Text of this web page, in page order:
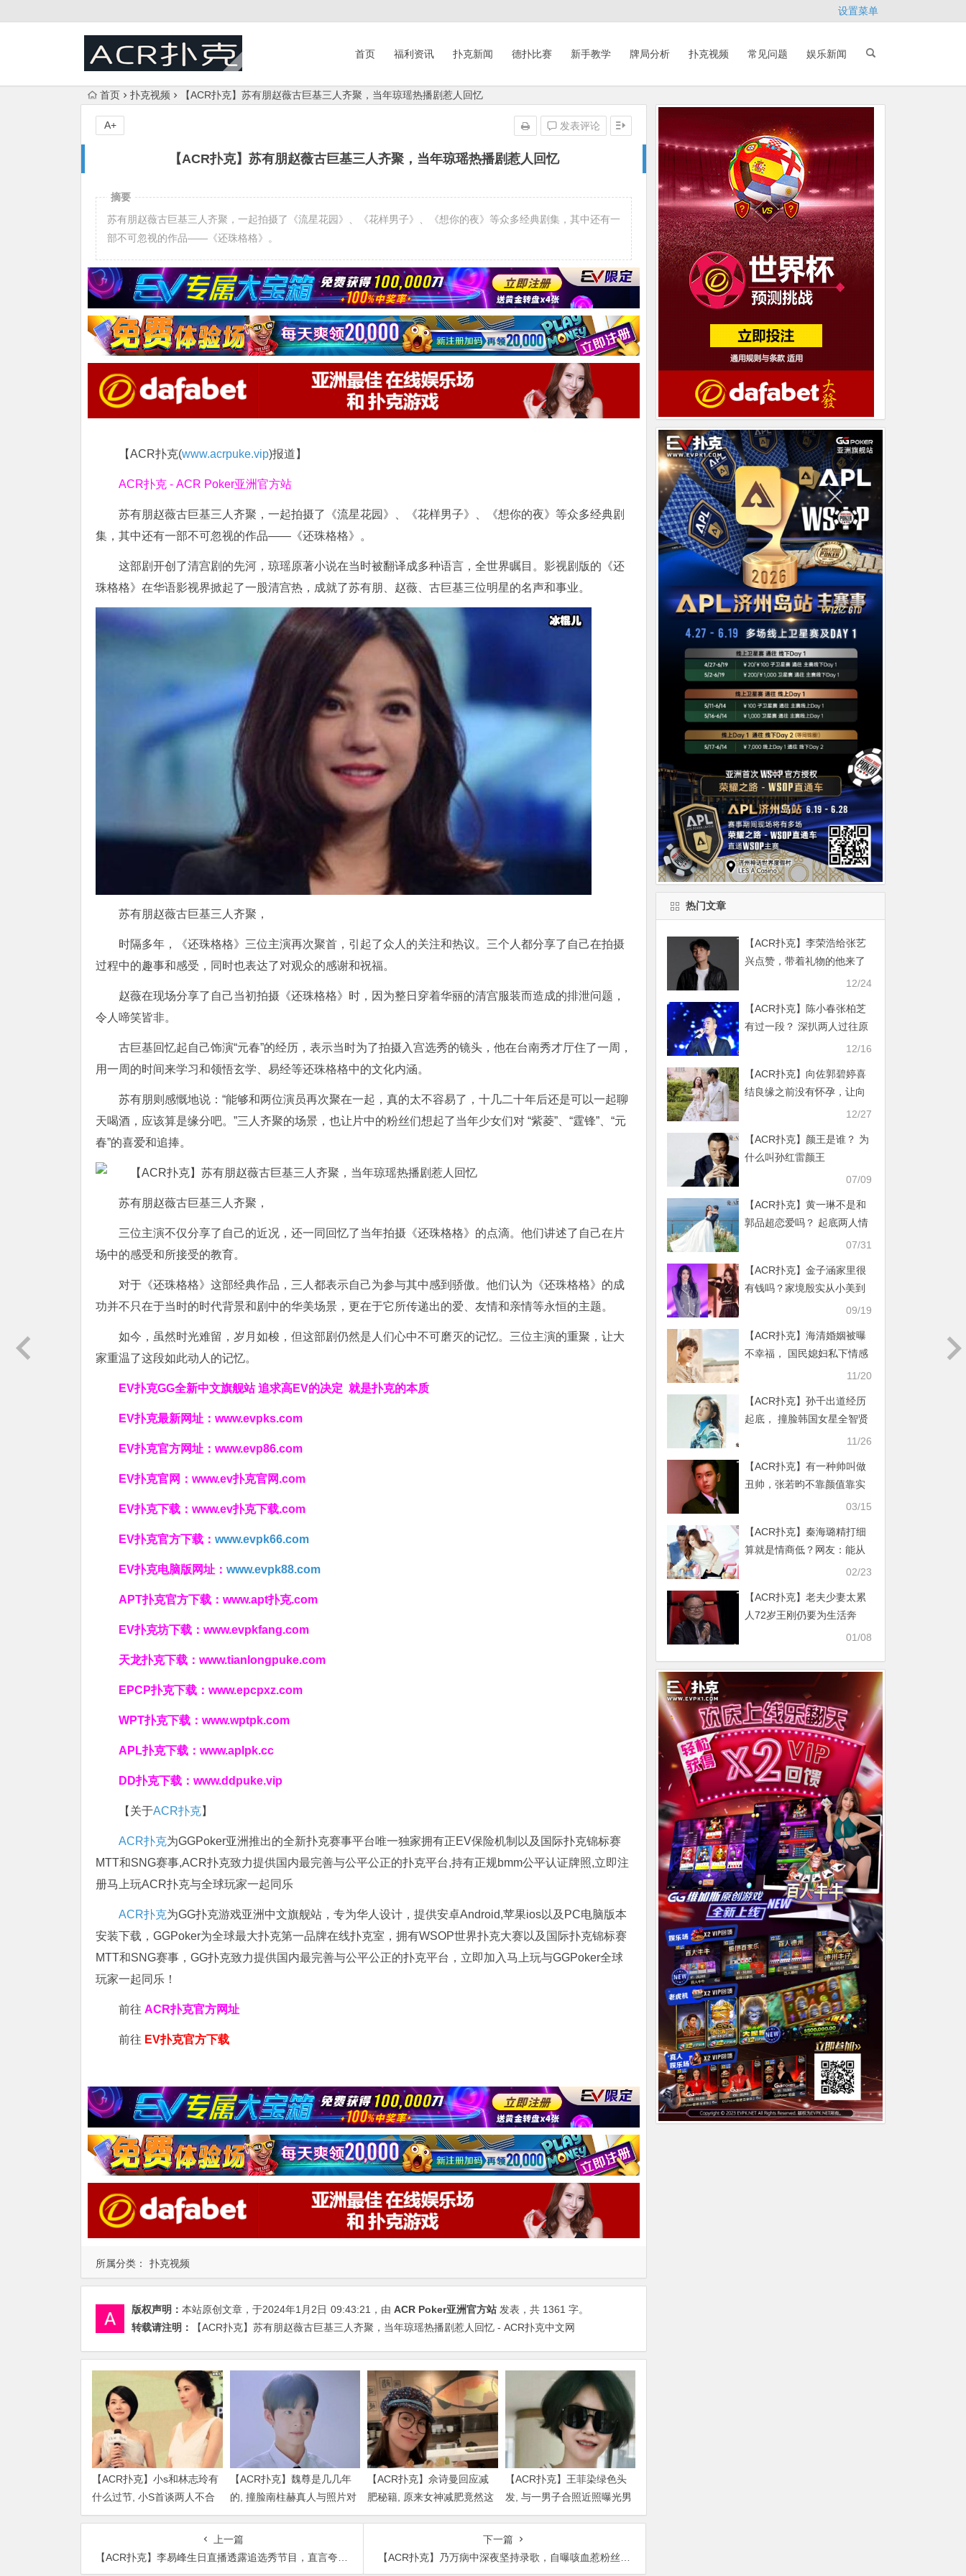
设置菜单
首页 福利资讯 扑克新闻 德扑比赛 新手教学 牌局分析 扑克视频 常见问题 娱乐新闻
首页 扑克视频 【ACR扑克】苏有朋赵薇古巨基三人齐聚，当年琼瑶热播剧惹人回忆
【ACR扑克】苏有朋赵薇古巨基三人齐聚，当年琼瑶热播剧惹人回忆
发表评论
A+
所属分类： 扑克视频
摘要
苏有朋赵薇古巨基三人齐聚，一起拍摄了《流星花园》、《花样男子》、《想你的夜》等众多经典剧集，其中还有一
部不可忽视的作品——《还珠格格》。
【ACR扑克(www.acrpuke.vip)报道】
ACR扑克 - ACR Poker亚洲官方站
苏有朋赵薇古巨基三人齐聚，一起拍摄了《流星花园》、《花样男子》、《想你的夜》等众多经典剧
集，其中还有一部不可忽视的作品——《还珠格格》。
这部剧开创了清宫剧的先河，琼瑶原著小说在当时被翻译成多种语言，全世界瞩目。影视剧版的《还
珠格格》在华语影视界掀起了一股清宫热，成就了苏有朋、赵薇、古巨基三位明星的名声和事业。
苏有朋赵薇古巨基三人齐聚，
时隔多年，《还珠格格》三位主演再次聚首，引起了众人的关注和热议。三个人都分享了自己在拍摄
过程中的趣事和感受，同时也表达了对观众的感谢和祝福。
赵薇在现场分享了自己当初拍摄《还珠格格》时，因为整日穿着华丽的清宫服装而造成的排泄问题，
令人啼笑皆非。
古巨基回忆起自己饰演“元春”的经历，表示当时为了拍摄入宫选秀的镜头，他在台南秀才厅住了一周，
用一周的时间来学习和领悟玄学、易经等还珠格格中的文化内涵。
苏有朋则感慨地说：“能够和两位演员再次聚在一起，真的太不容易了，十几二十年后还是可以一起聊
天喝酒，应该算是缘分吧。”三人齐聚的场景，也让片中的粉丝们想起了当年少女们对 “紫菱”、“霆锋”、“元
春”的喜爱和追捧。
苏有朋赵薇古巨基三人齐聚，
三位主演不仅分享了自己的近况，还一同回忆了当年拍摄《还珠格格》的点滴。他们讲述了自己在片
场中的感受和所接受的教育。
对于《还珠格格》这部经典作品，三人都表示自己为参与其中感到骄傲。他们认为《还珠格格》的成
功并不只在于当时的时代背景和剧中的华美场景，更在于它所传递出的爱、友情和亲情等永恒的主题。
如今，虽然时光难留，岁月如梭，但这部剧仍然是人们心中不可磨灭的记忆。三位主演的重聚，让大
家重温了这段如此动人的记忆。
EV扑克GG全新中文旗舰站追求高EV的决定 就是扑克的本质
EV扑克最新网址： www.evpks.com
EV扑克官方网址： www.evp86.com
EV扑克官网： www.ev扑克官网.com
EV扑克下载： www.ev扑克下载.com
EV扑克官方下载： www.evpk66.com
EV扑克电脑版网址： www.evpk88.com
APT扑克官方下载： www.apt扑克.com
EV扑克坊下载： www.evpkfang.com
天龙扑克下载： www.tianlongpuke.com
EPCP扑克下载： www.epcpxz.com
WPT扑克下载： www.wptpk.com
APL扑克下载： www.aplpk.cc
DD扑克下载： www.ddpuke.vip
【关于ACR扑克】
ACR扑克为GGPoker亚洲推出的全新扑克赛事平台唯一独家拥有正EV保险机制以及国际扑克锦标赛
MTT和SNG赛事,ACR扑克致力提供国内最完善与公平公正的扑克平台,持有正规bmm公平认证牌照,立即注
册马上玩ACR扑克与全球玩家一起同乐
ACR扑克为GG扑克游戏亚洲中文旗舰站，专为华人设计，提供安卓Android,苹果ios以及PC电脑版本
安装下载，GGPoker为全球最大扑克第一品牌在线扑克室，拥有WSOP世界扑克大赛以及国际扑克锦标赛
MTT和SNG赛事，GG扑克致力提供国内最完善与公平公正的扑克平台，立即加入马上玩与GGPoker全球
玩家一起同乐！
前往 ACR扑克官方网址
前往 EV扑克官方下载
版权声明： 本站原创文章，于2024年1月2日 09:43:21 ，由 ACR Poker亚洲官方站 发表，共 1361 字。
转载请注明：
【ACR扑克】苏有朋赵薇古巨基三人齐聚，当年琼瑶热播剧惹人回忆 - ACR扑克中文网
【ACR扑克】小s和林志玲有
什么过节, 小S首谈两人不合
传闻说了什么
【ACR扑克】魏尊是几几年
的, 撞脸南柱赫真人与照片对
比颜值被质疑
【ACR扑克】佘诗曼回应减
肥秘籍, 原来女神减肥竟然这
么简单
【ACR扑克】王菲染绿色头
发, 与一男子合照近照曝光男
子身份被扒出
上一篇
【ACR扑克】李易峰生日直播透露追选秀节目，直言夸虞书欣很可爱
下一篇
【ACR扑克】乃万病中深夜坚持录歌，自曝咳血惹粉丝心疼
热门文章
【ACR扑克】李荣浩给张艺
兴点赞，带着礼物的他来了
12/24
【ACR扑克】陈小春张柏芝
有过一段？ 深扒两人过往原
12/16
【ACR扑克】向佐郭碧婷喜
结良缘之前没有怀孕，让向
12/27
【ACR扑克】颜王是谁？ 为
什么叫孙红雷颜王
07/09
【ACR扑克】黄一琳不是和
郭品超恋爱吗？ 起底两人情
07/31
【ACR扑克】金子涵家里很
有钱吗？家境殷实从小美到
09/19
【ACR扑克】海清婚姻被曝
不幸福， 国民媳妇私下情感
11/20
【ACR扑克】孙千出道经历
起底， 撞脸韩国女星全智贤
11/26
【ACR扑克】有一种帅叫做
丑帅，张若昀不靠颜值靠实
03/15
【ACR扑克】秦海璐精打细
算就是情商低？网友：能从
02/23
【ACR扑克】老夫少妻太累
人72岁王刚仍要为生活奔
波，原因被曝妻子花钱太快
01/08